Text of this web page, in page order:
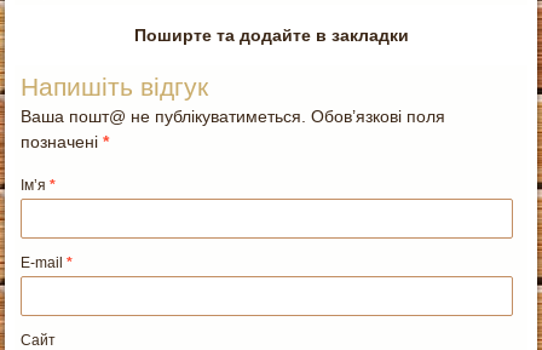
Поширте та додайте в закладки
Напишіть відгук
Ваша пошт@ не публікуватиметься. Обов’язкові поля
позначені*
Ім’я*
E-mail*
Сайт